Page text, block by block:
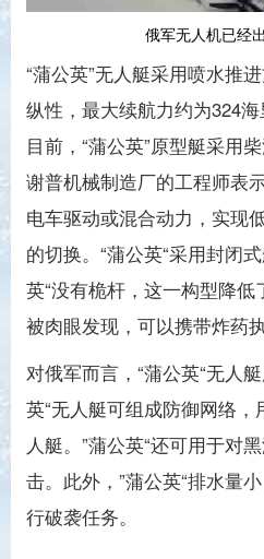
俄军无人机已经
“蒲公英”无人艇采用喷水推
纵性，最大续航力约为324海
目前，“蒲公英”原型艇采用
谢普机械制造厂的工程师表
电车驱动或混合动力，实现
的切换。“蒲公英“采用封闭
英“没有桅杆，这一构型降
被肉眼发现，可以携带炸药
对俄军而言，“蒲公英“无人
英“无人艇可组成防御网络
人艇。”蒲公英“还可用于对
击。此外，”蒲公英“排水量
行破袭任务。